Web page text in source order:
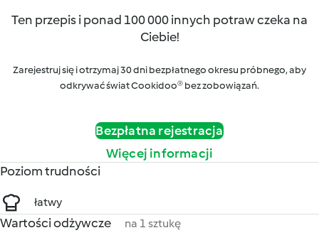
Ten przepis i ponad 100 000 innych potraw czeka na
Ciebie!
Zarejestruj się i otrzymaj 30 dni bezpłatnego okresu próbnego, aby
odkrywać świat Cookidoo® bez zobowiązań.
Bezpłatna rejestracja
Więcej informacji
Poziom trudności
łatwy
Wartości odżywcze na 1 sztukę